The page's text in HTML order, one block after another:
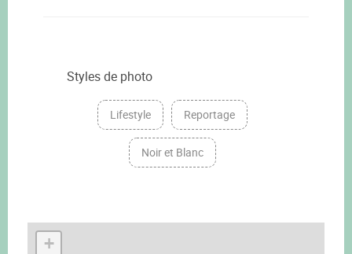
Styles de photo
Lifestyle Reportage
Noir et Blanc
+